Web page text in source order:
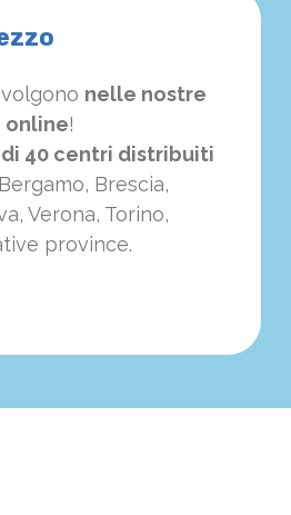
nelle nostre
online!
40 centri distribuiti
Brescia,
Verona, Torino,
province.